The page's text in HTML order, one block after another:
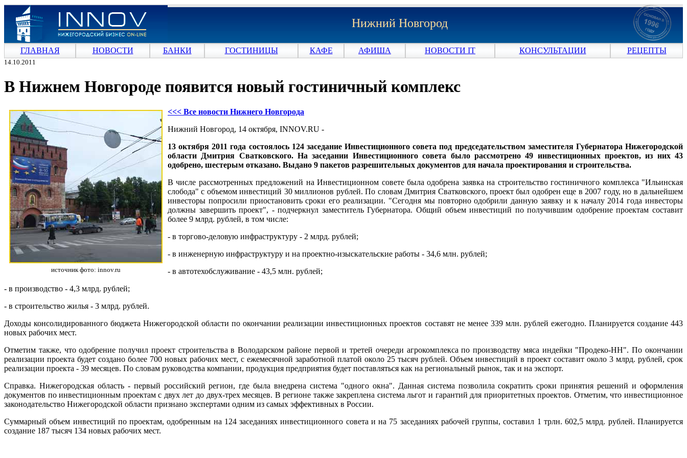
Нижний Новгород
ГЛАВНАЯ НОВОСТИ БАНКИ ГОСТИНИЦЫ КАФЕ АФИША НОВОСТИ IT КОНСУЛЬТАЦИИ РЕЦЕПТЫ
14.10.2011
В Нижнем Новгороде появится новый гостиничный комплекс
<<< Все новости Нижнего Новгорода
источник фото: innov.ru
Нижний Новгород, 14 октября, INNOV.RU -
13 октября 2011 года состоялось 124 заседание Инвестиционного совета под председательством заместителя Губернатора Нижегородской
области Дмитрия Сватковского. На заседании Инвестиционного совета было рассмотрено 49 инвестиционных проектов, из них 43
одобрено, шестерым отказано. Выдано 9 пакетов разрешительных документов для начала проектирования и строительства.
В числе рассмотренных предложений на Инвестиционном совете была одобрена заявка на строительство гостиничного комплекса "Ильинская
слобода" с объемом инвестиций 30 миллионов рублей. По словам Дмитрия Сватковского, проект был одобрен еще в 2007 году, но в дальнейшем
инвесторы попросили приостановить сроки его реализации. "Сегодня мы повторно одобрили данную заявку и к началу 2014 года инвесторы
должны завершить проект", - подчеркнул заместитель Губернатора. Общий объем инвестиций по получившим одобрение проектам составит
более 9 млрд. рублей, в том числе:
- в торгово-деловую инфраструктуру - 2 млрд. рублей;
- в инженерную инфраструктуру и на проектно-изыскательские работы - 34,6 млн. рублей;
- в автотехобслуживание - 43,5 млн. рублей;
- в производство - 4,3 млрд. рублей;
- в строительство жилья - 3 млрд. рублей.
Доходы консолидированного бюджета Нижегородской области по окончании реализации инвестиционных проектов составят не менее 339 млн. рублей ежегодно. Планируется создание 443
новых рабочих мест.
Отметим также, что одобрение получил проект строительства в Володарском районе первой и третей очереди агрокомплекса по производству мяса индейки "Продеко-НН". По окончании
реализации проекта будет создано более 700 новых рабочих мест, с ежемесячной заработной платой около 25 тысяч рублей. Объем инвестиций в проект составит около 3 млрд. рублей, срок
реализации проекта - 39 месяцев. По словам руководства компании, продукция предприятия будет поставляться как на региональный рынок, так и на экспорт.
Справка. Нижегородская область - первый российский регион, где была внедрена система "одного окна". Данная система позволила сократить сроки принятия решений и оформления
документов по инвестиционным проектам с двух лет до двух-трех месяцев. В регионе также закреплена система льгот и гарантий для приоритетных проектов. Отметим, что инвестиционное
законодательство Нижегородской области признано экспертами одним из самых эффективных в России.
Суммарный объем инвестиций по проектам, одобренным на 124 заседаниях инвестиционного совета и на 75 заседаниях рабочей группы, составил 1 трлн. 602,5 млрд. рублей. Планируется
создание 187 тысяч 134 новых рабочих мест.